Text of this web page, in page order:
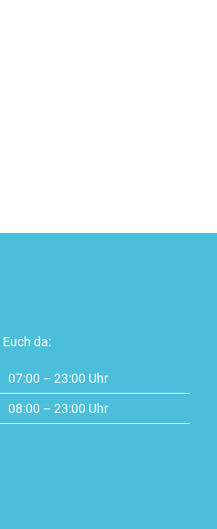
da:
07:00 – 23:00 Uhr
08:00 – 23:00 Uhr